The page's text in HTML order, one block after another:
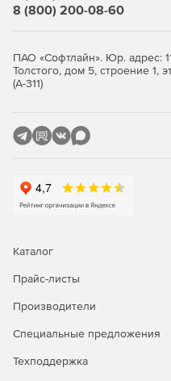
сокращает введение
строй и упрощает
Высокая
благодаря функции
Полностью
Ключевые
Антивирусная и
сообщений, в том
8 (800) 200-08-60
ПАО «Софтлайн». Юр. адрес:
Толстого, дом 5, строение
(А-311)
Каталог
Прайс-листы
Производители
Специальные предложения
Техподдержка